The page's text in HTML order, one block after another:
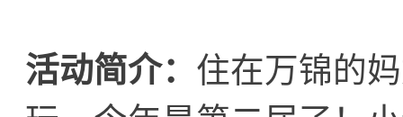
活动简介： 住在万锦的